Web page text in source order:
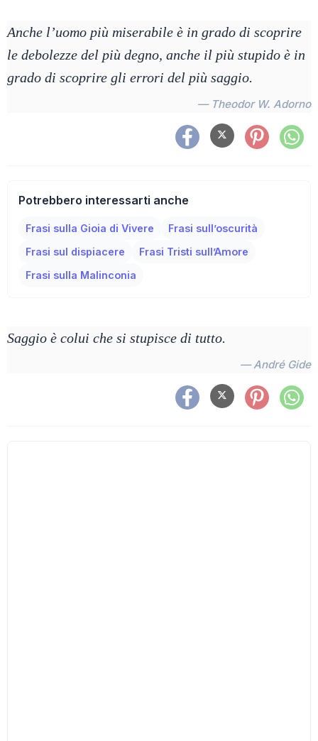
Anche l’uomo più miserabile è in grado di scoprire
le debolezze del più degno, anche il più stupido è in
grado di scoprire gli errori del più saggio.
— Theodor W. Adorno
Potrebbero interessarti anche
Frasi sulla Gioia di Vivere
Frasi sull’oscurità
Frasi sul dispiacere
Frasi Tristi sull’Amore
Frasi sulla Malinconia
Saggio è colui che si stupisce di tutto.
— André Gide